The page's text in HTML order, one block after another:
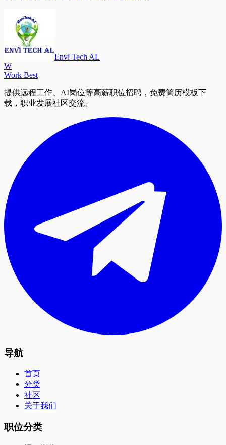
Envi Tech AL
W
Work Best
提供远程工作、AI岗位等高薪职位招聘，免费简历模板下
载，职业发展社区交流。
导航
首页
分类
社区
关于我们
职位分类